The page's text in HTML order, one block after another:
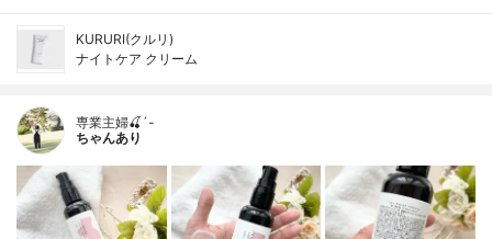
KURURI(クルリ)
ナイトケア クリーム
専業主婦🍒´-
ちゃんあり